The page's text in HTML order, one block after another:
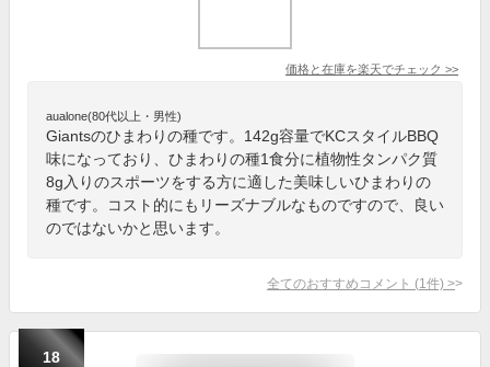
価格と在庫を楽天でチェック >>
aualone(80代以上・男性)
Giantsのひまわりの種です。142g容量でKCスタイルBBQ
味になっており、ひまわりの種1食分に植物性タンパク質
8g入りのスポーツをする方に適した美味しいひまわりの
種です。コスト的にもリーズナブルなものですので、良い
のではないかと思います。
全てのおすすめコメント (1 件) >
18